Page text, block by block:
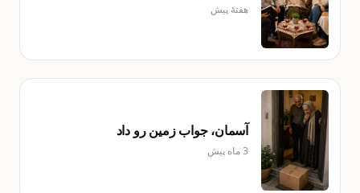
هفتهٔ پیش
آسمان، جواب زمین رو داد
3 ماه پیش